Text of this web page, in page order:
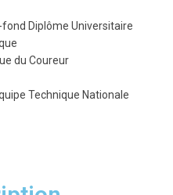
Diplôme Universitaire
du Coureur
Technique Nationale